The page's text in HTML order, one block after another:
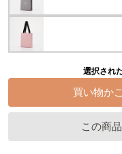
選択され
この商